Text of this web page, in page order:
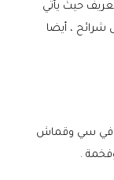
حيث يأتي
، أيضا
في سي وقماش
.